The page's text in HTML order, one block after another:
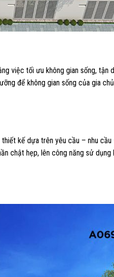
việc tối ưu không gian sống, tận
để không gian sống của gia
kế dựa trên yêu cầu – nhu
chật hẹp, lên công năng sử dụng